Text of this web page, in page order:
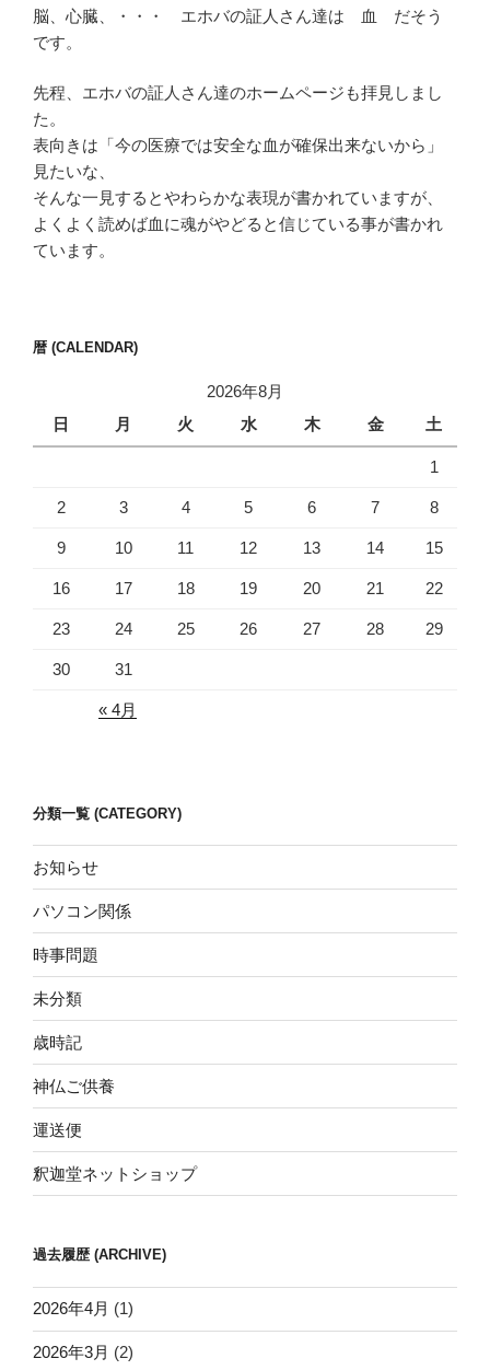
脳、心臓、・・・ エホバの証人さん達は 血 だそう
です。
先程、エホバの証人さん達のホームページも拝見しまし
た。
表向きは「今の医療では安全な血が確保出来ないから」
見たいな、
そんな一見するとやわらかな表現が書かれていますが、
よくよく読めば血に魂がやどると信じている事が書かれ
ています。
暦 (CALENDAR)
2026年8月
日
月 火 水 木 金 土
1
2 3 4 5 6 7 8
9 10 11 12 13 14 15
16 17 18 19 20 21 22
23 24 25 26 27 28 29
30 31
« 4月
分類一覧 (CATEGORY)
お知らせ
パソコン関係
時事問題
未分類
歳時記
神仏ご供養
運送便
釈迦堂ネットショップ
過去履歴 (ARCHIVE)
2026年4月 (1)
2026年3月 (2)